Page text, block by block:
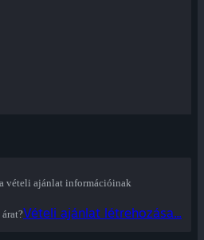
vételi ajánlat információinak
Vételi ajánlat létrehozása...